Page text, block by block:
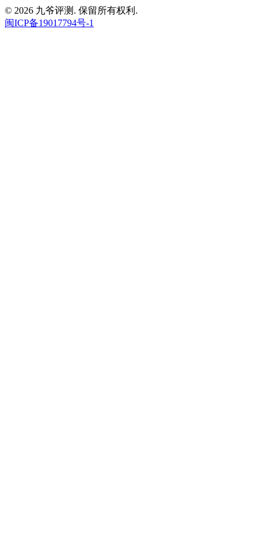
© 2026 九爷评测. 保留所有权利.
闽ICP备19017794号-1